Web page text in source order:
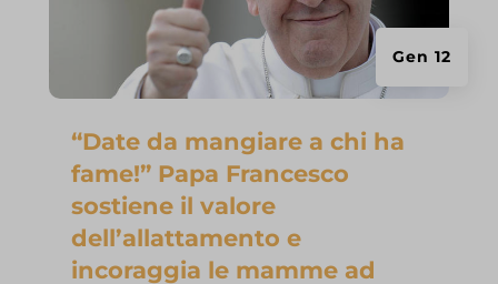
“Date da mangiare a chi ha
fame!” Papa Francesco
sostiene il valore
dell’allattamento e
incoraggia le mamme ad
Gen 12